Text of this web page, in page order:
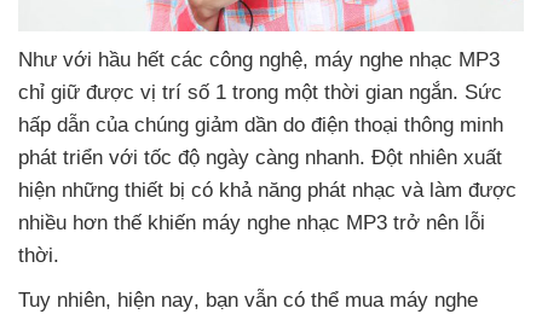
Như với hầu hết các công nghệ, máy nghe nhạc MP3
chỉ giữ được vị trí số 1 trong một thời gian ngắn. Sức
hấp dẫn của chúng giảm dần do điện thoại thông minh
phát triển với tốc độ ngày càng nhanh. Đột nhiên xuất
hiện những thiết bị có khả năng phát nhạc và làm được
nhiều hơn thế khiến máy nghe nhạc MP3 trở nên lỗi
thời.
Tuy nhiên, hiện nay, bạn vẫn có thể mua máy nghe